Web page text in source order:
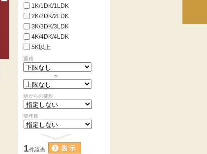
1K/1DK/1LDK
2K/2DK/2LDK
3K/3DK/3LDK
4K/4DK/4LDK
5K以上
面積
～
駅からの徒歩
築年数
1件該当